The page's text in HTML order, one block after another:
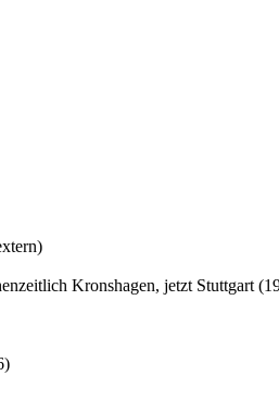
Kronshagen, jetzt Stuttgart